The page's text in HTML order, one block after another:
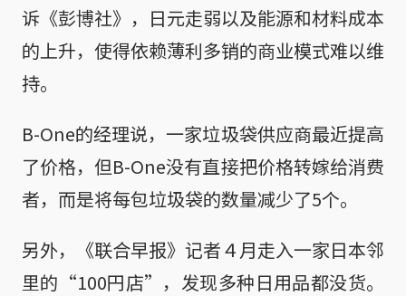
诉《彭博社》，日元走弱以及能源和材料成本
的上升，使得依赖薄利多销的商业模式难以维
持。
B-One的经理说，一家垃圾袋供应商最近提高
了价格，但B-One没有直接把价格转嫁给消费
者，而是将每包垃圾袋的数量减少了5个。
另外，《联合早报》记者４月走入一家日本邻
里的“100円店”，发现多种日用品都没货。